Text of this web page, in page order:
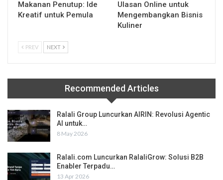
Makanan Penutup: Ide
Kreatif untuk Pemula
Ulasan Online untuk
Mengembangkan Bisnis
Kuliner
PREV NEXT
Recommended Articles
Ralali Group Luncurkan AIRIN: Revolusi Agentic
AI untuk…
8 May 2026
Ralali.com Luncurkan RalaliGrow: Solusi B2B
Enabler Terpadu…
13 Apr 2026